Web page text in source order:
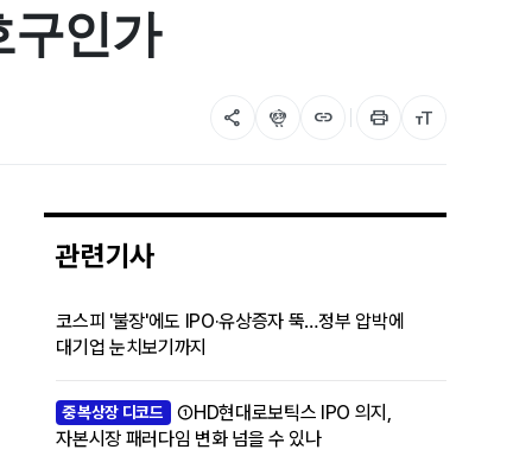
구인가
share flutter_dash link print format_size
관련기사
코스피 '불장'에도 IPO·유상증자 뚝…정부 압박에
대기업 눈치보기까지
중복상장 디코드
①HD현대로보틱스 IPO 의지,
자본시장 패러다임 변화 넘을 수 있나